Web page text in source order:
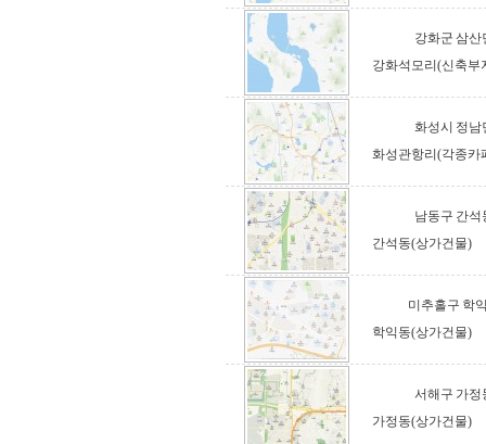
강화군 삼산
강화석모리(신축부
화성시 정남
화성관항리(각종카
남동구 간석
간석동(상가건물)
미추홀구 학
학익동(상가건물)
서해구 가정
가정동(상가건물)